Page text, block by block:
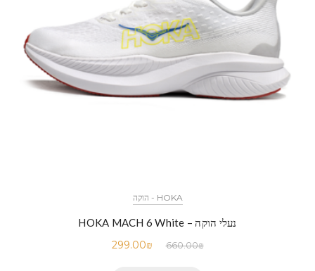
HOKA - הוקה
נעלי הוקה – HOKA MACH 6 White
660.00₪
299.00₪